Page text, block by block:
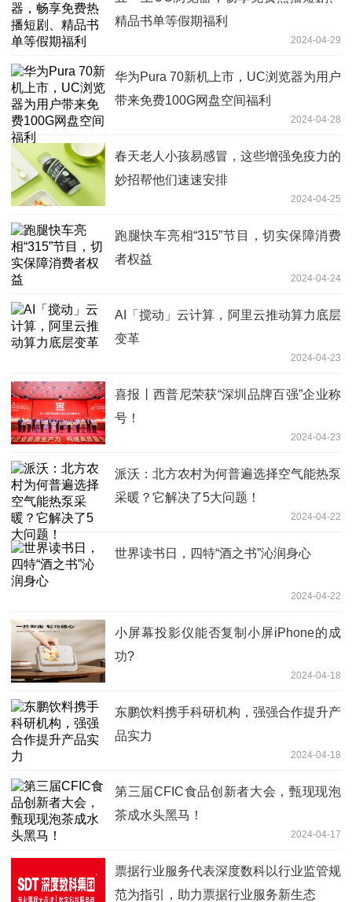
精品书单等假期福利
2024-04-29
华为Pura 70新机上市，UC浏览器为用户
带来免费100G网盘空间福利
2024-04-28
春天老人小孩易感冒，这些增强免疫力的
妙招帮他们速速安排
2024-04-25
跑腿快车亮相“315”节目，切实保障消费
者权益
2024-04-24
AI「搅动」云计算，阿里云推动算力底层
变革
2024-04-23
喜报丨西普尼荣获“深圳品牌百强”企业称
号！
2024-04-23
派沃：北方农村为何普遍选择空气能热泵
采暖？它解决了5大问题！
2024-04-22
世界读书日，四特“酒之书”沁润身心
2024-04-22
小屏幕投影仪能否复制小屏iPhone的成
功?
2024-04-18
东鹏饮料携手科研机构，强强合作提升产
品实力
2024-04-18
第三届CFIC食品创新者大会，甄现现泡
茶成水头黑马！
2024-04-17
票据行业服务代表深度数科以行业监管规
范为指引，助力票据行业服务新生态